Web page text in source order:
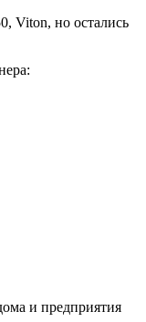
Viton, но остались
и предприятия